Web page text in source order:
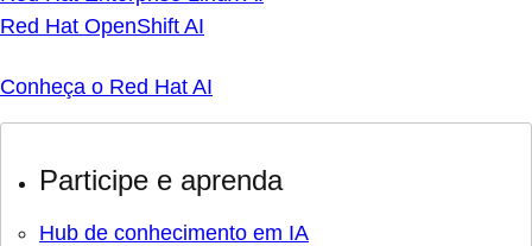
Red Hat OpenShift AI
Conheça o Red Hat AI
Participe e aprenda
Hub de conhecimento em IA